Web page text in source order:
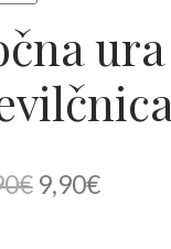
€ Izvirna
9,90€